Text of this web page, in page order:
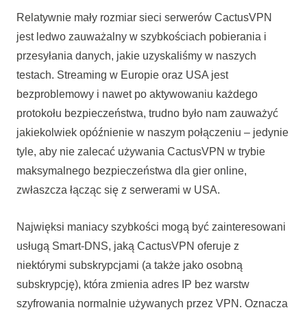
Relatywnie mały rozmiar sieci serwerów CactusVPN
jest ledwo zauważalny w szybkościach pobierania i
przesyłania danych, jakie uzyskaliśmy w naszych
testach. Streaming w Europie oraz USA jest
bezproblemowy i nawet po aktywowaniu każdego
protokołu bezpieczeństwa, trudno było nam zauważyć
jakiekolwiek opóźnienie w naszym połączeniu – jedynie
tyle, aby nie zalecać używania CactusVPN w trybie
maksymalnego bezpieczeństwa dla gier online,
zwłaszcza łącząc się z serwerami w USA.
Najwięksi maniacy szybkości mogą być zainteresowani
usługą Smart-DNS, jaką CactusVPN oferuje z
niektórymi subskrypcjami (a także jako osobną
subskrypcję), która zmienia adres IP bez warstw
szyfrowania normalnie używanych przez VPN. Oznacza